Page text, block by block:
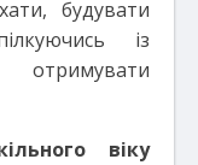
будувати
із
отримувати
віку